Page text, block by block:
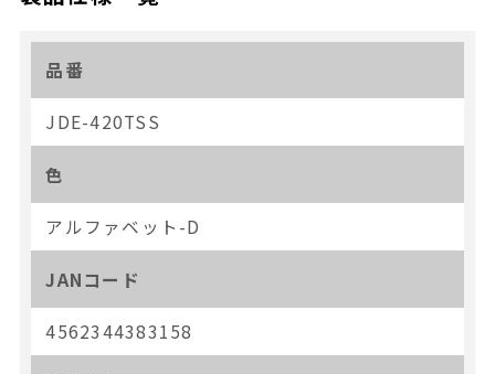
品番
JDE-420TSS
色
アルファベット-D
JANコード
4562344383158